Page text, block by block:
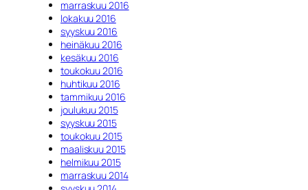
marraskuu 2016
lokakuu 2016
syyskuu 2016
heinäkuu 2016
kesäkuu 2016
toukokuu 2016
huhtikuu 2016
tammikuu 2016
joulukuu 2015
syyskuu 2015
toukokuu 2015
maaliskuu 2015
helmikuu 2015
marraskuu 2014